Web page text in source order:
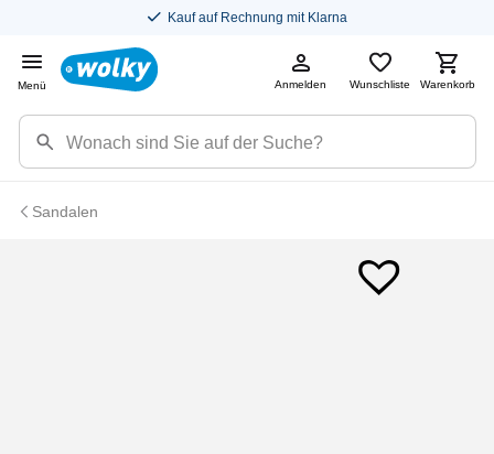
Kauf auf Rechnung mit Klarna
Menü Anmelden Wunschliste Warenkorb
Sandalen